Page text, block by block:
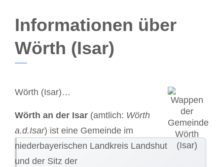
Informationen über
Wörth (Isar)
Wörth (Isar)…
Wörth an der Isar (amtlich: Wörth
a.d.Isar) ist eine Gemeinde im
niederbayerischen Landkreis Landshut
und der Sitz der